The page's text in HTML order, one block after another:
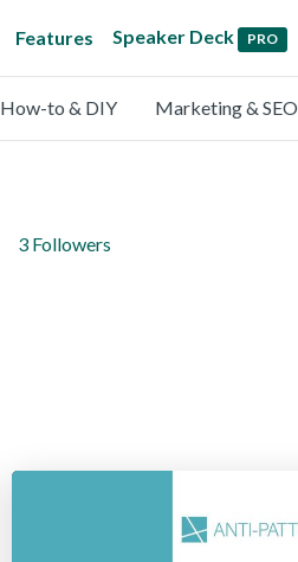
Features Speaker Deck PRO
How-to & DIY Marketing & SEO
3 Followers